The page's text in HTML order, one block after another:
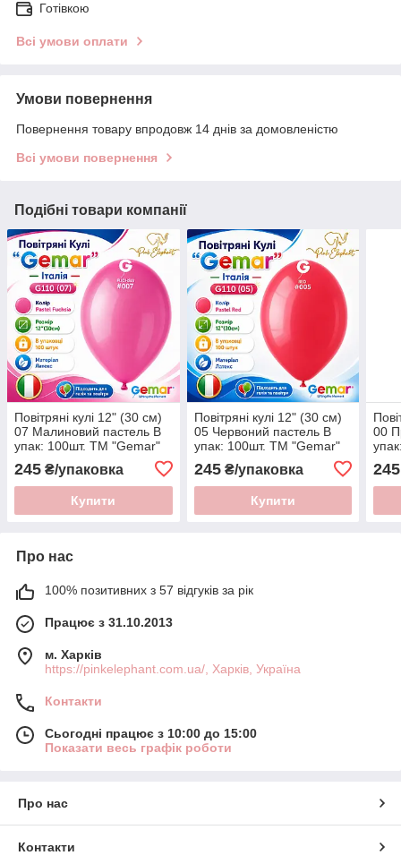
Готівкою
Всі умови оплати
Умови повернення
Повернення товару впродовж 14 днів за домовленістю
Всі умови повернення
Подібні товари компанії
Повітряні кулі 12" (30 см)
07 Малиновий пастель В
упак: 100шт. ТМ "Gemar"
245 ₴/упаковка
Купити
Повітряні кулі 12" (30 см)
05 Червоний пастель В
упак: 100шт. ТМ "Gemar"
245₴/упаковка
Купити
00
245
Про нас
100% позитивних з 57 відгуків за рік
Працює з 31.10.2013
м. Харків
https://pinkelephant.com.ua/, Харків, Україна
Контакти
Сьогодні працює з 10:00 до 15:00
Показати весь графік роботи
Про нас
Контакти